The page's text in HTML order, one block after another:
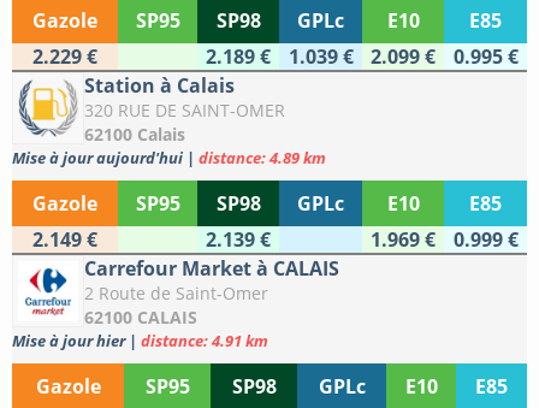
Gazole SP95 SP98 GPLc E10
E85
2.229 €
2.189 € 1.039 € 2.099 €
0.995 €
Station à Calais
320 RUE DE SAINT-OMER
62100 Calais
Mise à jour aujourd'hui | distance: 4.89 km
Gazole SP95 SP98 GPLc E10
E85
2.149 €
2.139 € 1.969 €
0.999 €
Carrefour Market à CALAIS
2 Route de Saint-Omer
62100 CALAIS
Mise à jour hier | distance: 4.91 km
Gazole SP95 SP98 GPLc E10
E85